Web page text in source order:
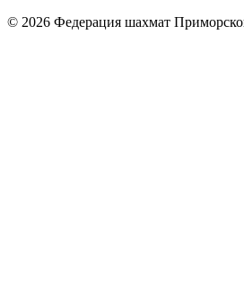
© 2026 Федерация шахмат